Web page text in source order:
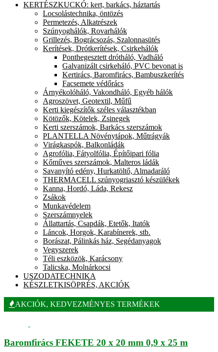
KERTÉSZKUCKÓ: kert, barkács, háztartás
Locsolástechnika, öntözés
Permetezés, Alkatrészek
Szúnyoghálók, Rovarhálók
Grillezés, Bográcsozás, Szalonnasütés
Kerítések, Drótkerítések, Csirkehálók
Ponthegesztett drótháló, Vadháló
Galvanizált csirkeháló, PVC bevonat is
Kertirács, Baromfirács, Bambuszkerítés
Facsemete védőrács
Árnyékolóháló, Vakondháló, Egyéb hálók
Agroszövet, Geotextil, Műfű
Kerti kiegészítők széles választékban
Kötözők, Kötelek, Zsinegek
Kerti szerszámok, Barkács szerszámok
PLANTELLA Növénytápok, Műtrágyák
Virágkaspók, Balkonládák
Agrofólia, Fátyolfólia, Építőipari fólia
Kőműves szerszámok, Malteros ládák
Savanyító edény, Hurkatöltő, Almadaráló
THERMACELL szúnyogriasztó készülékek
Kanna, Hordó, Láda, Rekesz
Zsákok
Munkavédelem
Szerszámnyelek
Állattartás, Csapdák, Etetők, Itatók
Láncok, Horgok, Karabínerek, stb.
Borászat, Pálinkás ház, Segédanyagok
Vegyszerek
Téli eszközök, Karácsony
Talicska, Molnárkocsi
USZODATECHNIKA
KÉSZLETKISÖPRÉS, AKCIÓK
AKCIÓK, KEDVEZMÉNYES TERMÉKEK
Baromfirács FEKETE 20 x 20 mm 0,9 x 25 m